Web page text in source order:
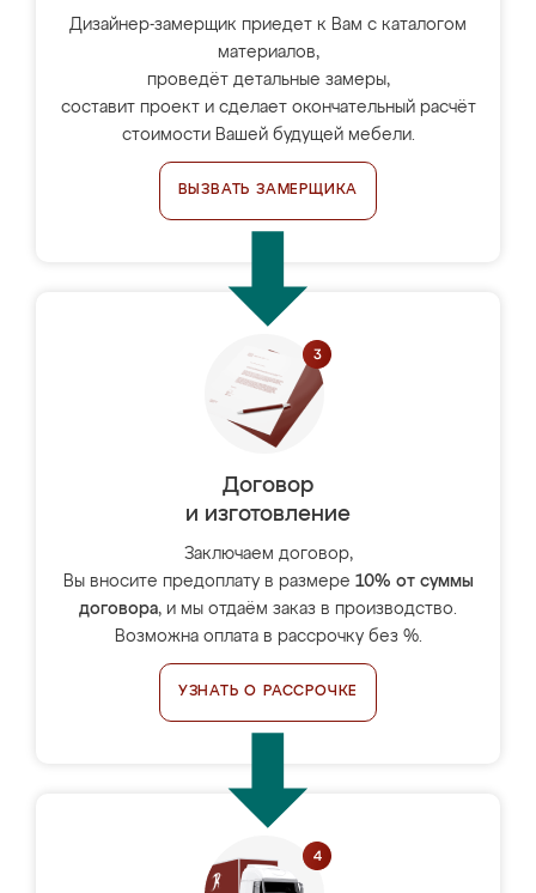
Дизайнер-замерщик приедет к Вам с каталогом
материалов,
проведёт детальные замеры,
составит проект и сделает окончательный расчёт
стоимости Вашей будущей мебели.
ВЫЗВАТЬ ЗАМЕРЩИКА
Договор
и изготовление
Заключаем договор,
Вы вносите предоплату в размере 10% от суммы
договора, и мы отдаём заказ в производство.
Возможна оплата в рассрочку без %.
УЗНАТЬ О РАССРОЧКЕ